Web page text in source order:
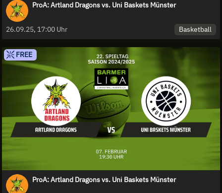
ProA: Artland Dragons vs. Uni Baskets Münster
26.09.25, 17:00 Uhr Basketball
FREE
ProA: Artland Dragons vs. Uni Baskets Münster